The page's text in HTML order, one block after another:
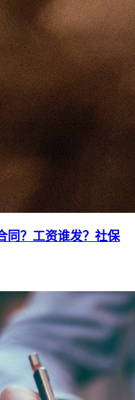
同？工资谁发？社保